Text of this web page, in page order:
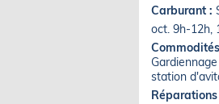
Carburant :
oct. 9h-12h,
station
Réparations